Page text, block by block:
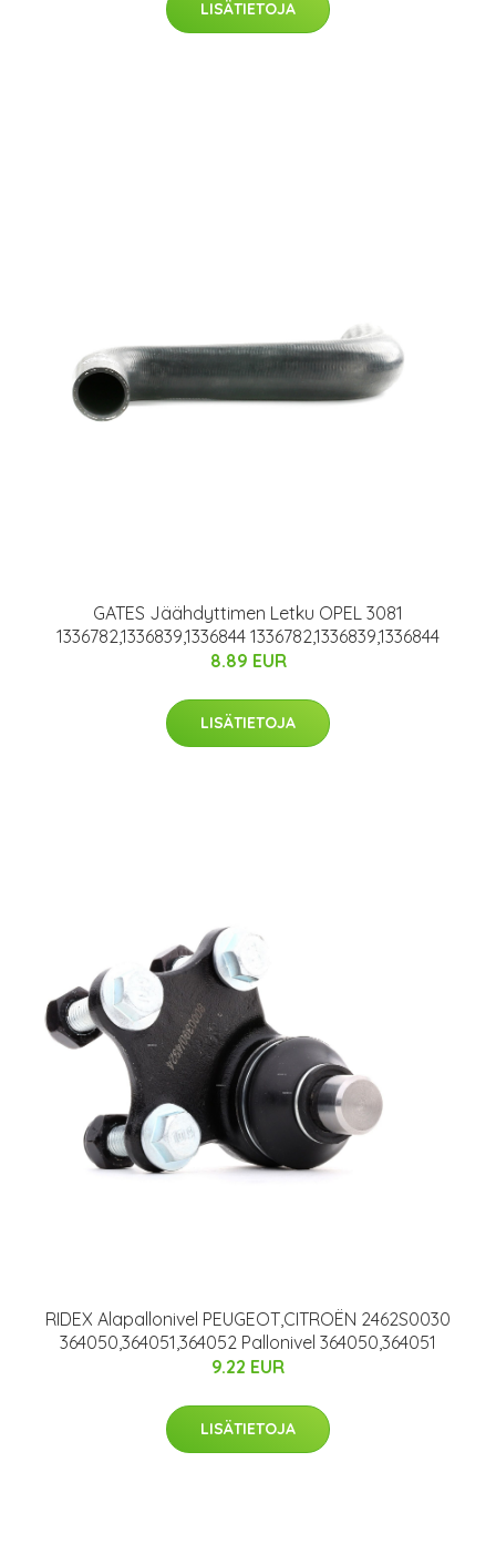
LISÄTIETOJA
GATES Jäähdyttimen Letku OPEL 3081
1336782,1336839,1336844 1336782,1336839,1336844
8.89 EUR
LISÄTIETOJA
RIDEX Alapallonivel PEUGEOT,CITROËN 2462S0030
364050,364051,364052 Pallonivel 364050,364051
9.22 EUR
LISÄTIETOJA